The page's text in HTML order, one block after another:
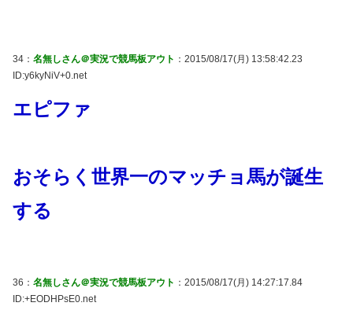
34： 名無しさん＠実況で競馬板アウト ：2015/08/17(月) 13:58:42.23
ID:y6kyNiV+0.net
エピファ
おそらく世界一のマッチョ馬が誕生
する
36： 名無しさん＠実況で競馬板アウト ：2015/08/17(月) 14:27:17.84
ID:+EODHPsE0.net